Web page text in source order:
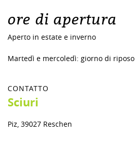
ore di apertura
Aperto in estate e inverno
Martedì e mercoledì: giorno di riposo
CONTATTO
Sciuri
Piz, 39027 Reschen